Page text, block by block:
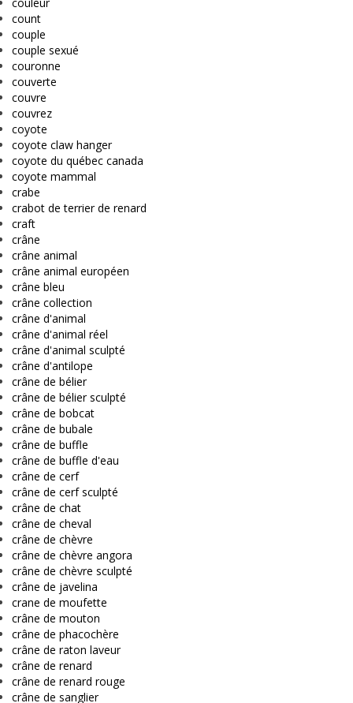
count
couple
couple sexué
couronne
couverte
couvre
couvrez
coyote
coyote claw hanger
coyote du québec canada
coyote mammal
crabe
crabot de terrier de renard
craft
crâne
crâne animal
crâne animal européen
crâne bleu
crâne collection
crâne d'animal
crâne d'animal réel
crâne d'animal sculpté
crâne d'antilope
crâne de bélier
crâne de bélier sculpté
crâne de bobcat
crâne de bubale
crâne de buffle
crâne de buffle d'eau
crâne de cerf
crâne de cerf sculpté
crâne de chat
crâne de cheval
crâne de chèvre
crâne de chèvre angora
crâne de chèvre sculpté
crâne de javelina
crane de moufette
crâne de mouton
crâne de phacochère
crâne de raton laveur
crâne de renard
crâne de renard rouge
crâne de sanglier